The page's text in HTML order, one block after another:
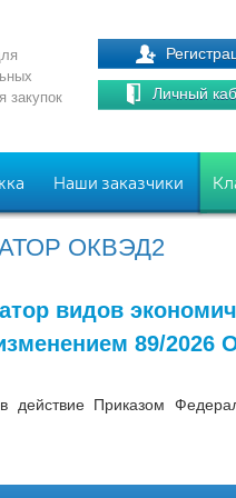
закупок
Личный
Наши заказчики
ОКВЭД2
видов
89/2026
действие Приказом